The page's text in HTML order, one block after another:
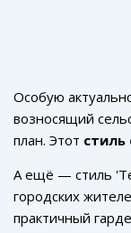
Особую
возносящий
план. Этот
цветочек,
символами
успеха
А ещё — стиль
городских
практичный